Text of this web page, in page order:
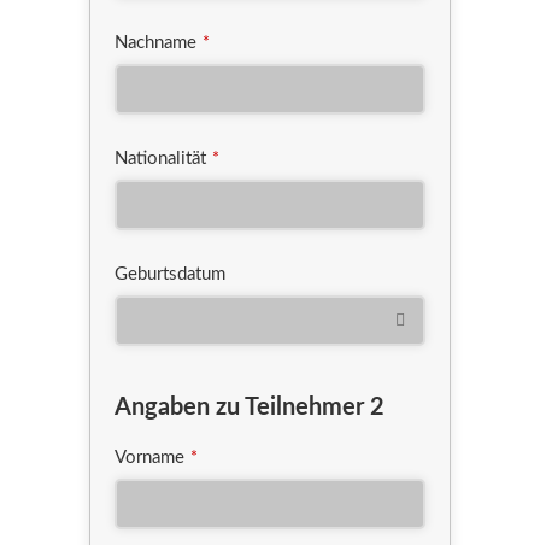
Nachname *
Nationalität *
Geburtsdatum
Angaben zu Teilnehmer 2
Vorname *